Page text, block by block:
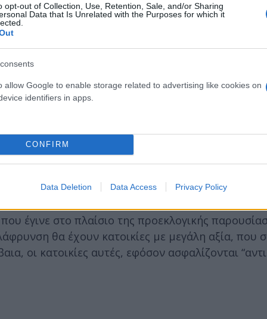
opt-out of Collection, Use, Retention, Sale, and/or Sharing
Data that Is Unrelated with the Purposes for which it
allow Google to enable storage related to advertising like cookies on
identifiers in apps.
CONFIRM
Data Deletion Data Access Privacy Policy
είναι ασφαλισμένα κυρίως ως αποτέλεσμα της
δάνειο. Μάλιστα το δημόσιο σήμερα
αύξηση των ασφαλισμένων κατοικιών θα
τούτου η παροχή κινήτρων θα καλυφθεί από τα
όσο υψηλότερος είναι ο φόρος. Για
ευρώ ασφαλίσει την κατοικία του θα γλιτώσει
250 ευρώ.
έγινε στο πλαίσιο της προεκλογικής
θα έχουν κατοικίες με μεγάλη αξία, που
οι κατοικίες αυτές, εφόσον ασφαλίζονται